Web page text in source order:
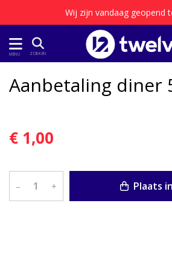
Wij zijn vandaag geopend
MENU ZOEKEN
Aanbetaling diner
€ 1,00
– + Plaats